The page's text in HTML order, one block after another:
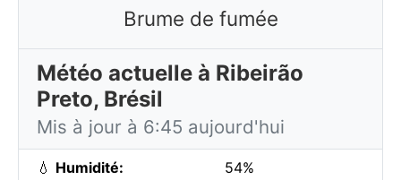
Brume de fumée
Météo actuelle à Ribeirão
Preto, Brésil
Mis à jour à 6:45 aujourd'hui
💧 Humidité: 54%